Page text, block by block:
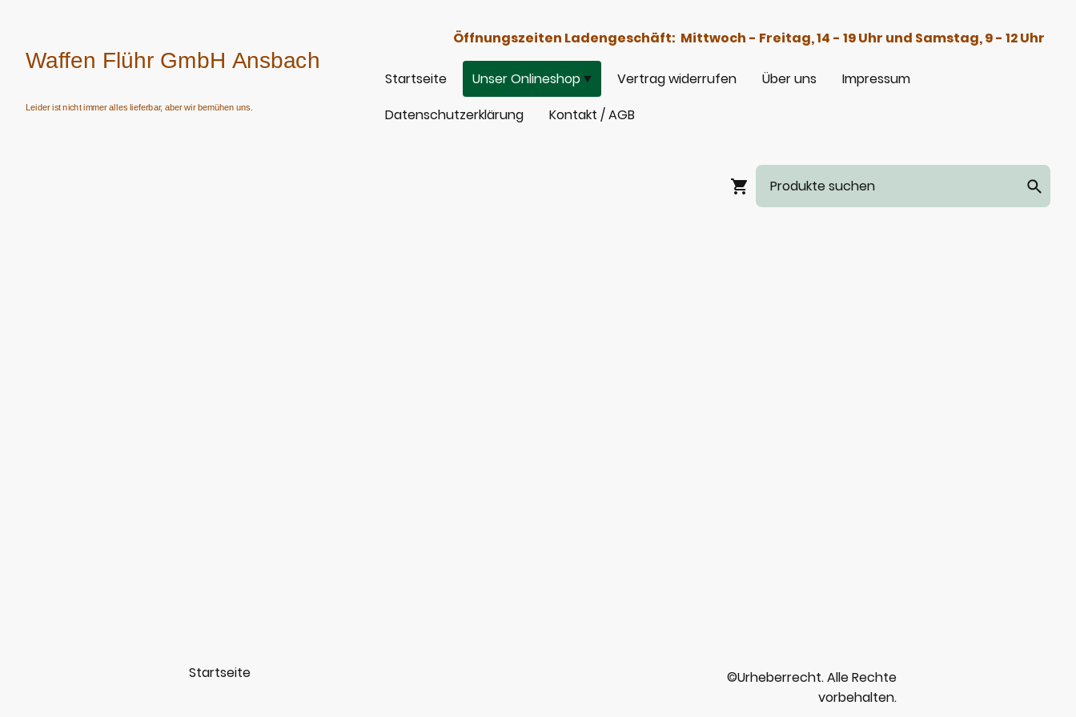
Waffen Flühr GmbH Ansbach
Leider ist nicht immer alles lieferbar, aber wir bemühen uns.
Öffnungszeiten Ladengeschäft: Mittwoch - Freitag, 14 - 19 Uhr und Samstag, 9 - 12 Uhr
Startseite Unser Onlineshop Vertrag widerrufen Über uns
Impressum
Datenschutzerklärung
Kontakt / AGB
Startseite
©Urheberrecht. Alle Rechte
vorbehalten.